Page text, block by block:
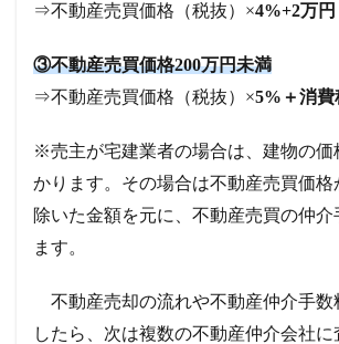
⇒不動産売買価格（税抜）×4%+2万
③不動産売買価格200万円未満
⇒不動産売買価格（税抜）×5%＋消費
※売主が宅建業者の場合は、建物の価
かります。その場合は不動産売買価格
除いた金額を元に、不動産売買の仲介
ます。
不動産売却の流れや不動産仲介手数
したら、次は複数の不動産仲介会社に